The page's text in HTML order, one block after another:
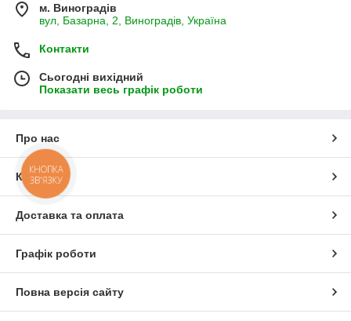
м. Виноградів
вул, Базарна, 2, Виноградів, Україна
Контакти
Сьогодні вихідний
Показати весь графік роботи
Про нас
Контакти
Доставка та оплата
Графік роботи
Повна версія сайту
КНОПКА
ЗВ'ЯЗКУ